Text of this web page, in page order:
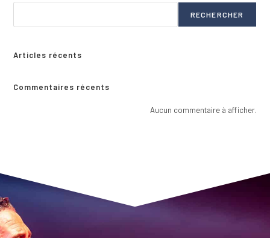
RECHERCHER
Articles récents
Commentaires récents
Aucun commentaire à afficher.